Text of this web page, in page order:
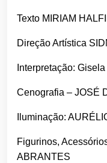
Texto MIRIAM
Direção Artística
Interpretação:
Cenografia – JOSÉ
Iluminação:
Figurinos,
ABRANTES